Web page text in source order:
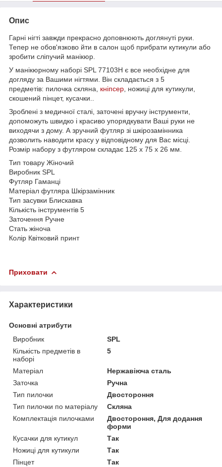
Опис
Гарні нігті завжди прекрасно доповнюють доглянуті руки.
Тепер не обов'язково йти в салон щоб прибрати кутикули або
зробити сліпучий манікюр.
У манікюрному наборі SPL 77103H є все необхідне для
догляду за Вашими нігтями. Він складається з 5
предметів: пилочка скляна, кніпсер , ножиці для кутикули,
скошений пінцет, кусачки..
Зроблені з медичної сталі, заточені вручну інструменти,
допоможуть швидко і красиво упорядкувати Ваші руки не
виходячи з дому. А зручний футляр зі шкірозамінника
дозволить наводити красу у відповідному для Вас місці.
Розмір набору з футляром складає 125 х 75 х 26 мм.
Тип товару Жіночий
Виробник SPL
Футляр Гаманці
Матеріал футляра Шкірзамінник
Тип засувки Блискавка
Кількість інструментів 5
Заточення Ручне
Стать жіноча
Колір Квітковий принт
Приховати
Характеристики
Основні атрибути
Виробник
SPL
Кількість предметів в
наборі
5
Матеріал
Нержавіюча сталь
Заточка
Ручна
Тип пилочки
Двостороння
Тип пилочки по матеріалу
Скляна
Комплектація пилочками
Двостороння, Для додання
форми
Кусачки для кутикул
Так
Ножиці для кутикули
Так
Пінцет
Так